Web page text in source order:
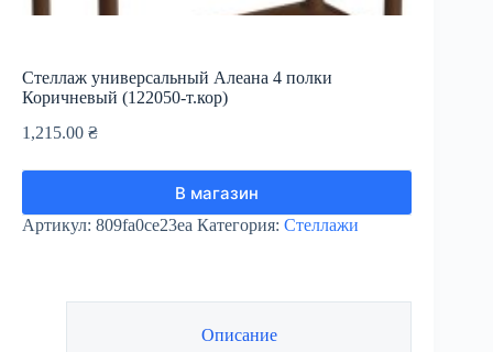
Стеллаж универсальный Алеана 4 полки
Коричневый (122050-т.кор)
1,215.00 ₴
В магазин
Артикул: 809fa0ce23ea Категория: Стеллажи
Описание